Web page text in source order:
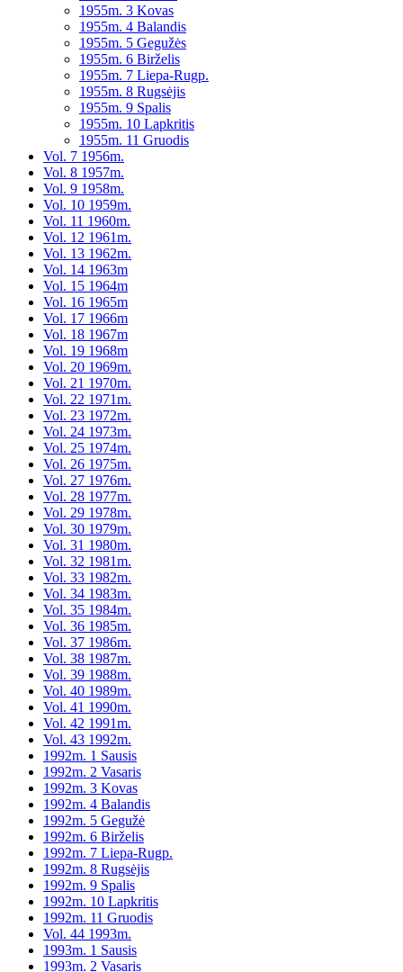
1955m. 3 Kovas
1955m. 4 Balandis
1955m. 5 Gegužės
1955m. 6 Birželis
1955m. 7 Liepa-Rugp.
1955m. 8 Rugsėjis
1955m. 9 Spalis
1955m. 10 Lapkritis
1955m. 11 Gruodis
Vol. 7 1956m.
Vol. 8 1957m.
Vol. 9 1958m.
Vol. 10 1959m.
Vol. 11 1960m.
Vol. 12 1961m.
Vol. 13 1962m.
Vol. 14 1963m
Vol. 15 1964m
Vol. 16 1965m
Vol. 17 1966m
Vol. 18 1967m
Vol. 19 1968m
Vol. 20 1969m.
Vol. 21 1970m.
Vol. 22 1971m.
Vol. 23 1972m.
Vol. 24 1973m.
Vol. 25 1974m.
Vol. 26 1975m.
Vol. 27 1976m.
Vol. 28 1977m.
Vol. 29 1978m.
Vol. 30 1979m.
Vol. 31 1980m.
Vol. 32 1981m.
Vol. 33 1982m.
Vol. 34 1983m.
Vol. 35 1984m.
Vol. 36 1985m.
Vol. 37 1986m.
Vol. 38 1987m.
Vol. 39 1988m.
Vol. 40 1989m.
Vol. 41 1990m.
Vol. 42 1991m.
Vol. 43 1992m.
1992m. 1 Sausis
1992m. 2 Vasaris
1992m. 3 Kovas
1992m. 4 Balandis
1992m. 5 Gegužė
1992m. 6 Birželis
1992m. 7 Liepa-Rugp.
1992m. 8 Rugsėjis
1992m. 9 Spalis
1992m. 10 Lapkritis
1992m. 11 Gruodis
Vol. 44 1993m.
1993m. 1 Sausis
1993m. 2 Vasaris